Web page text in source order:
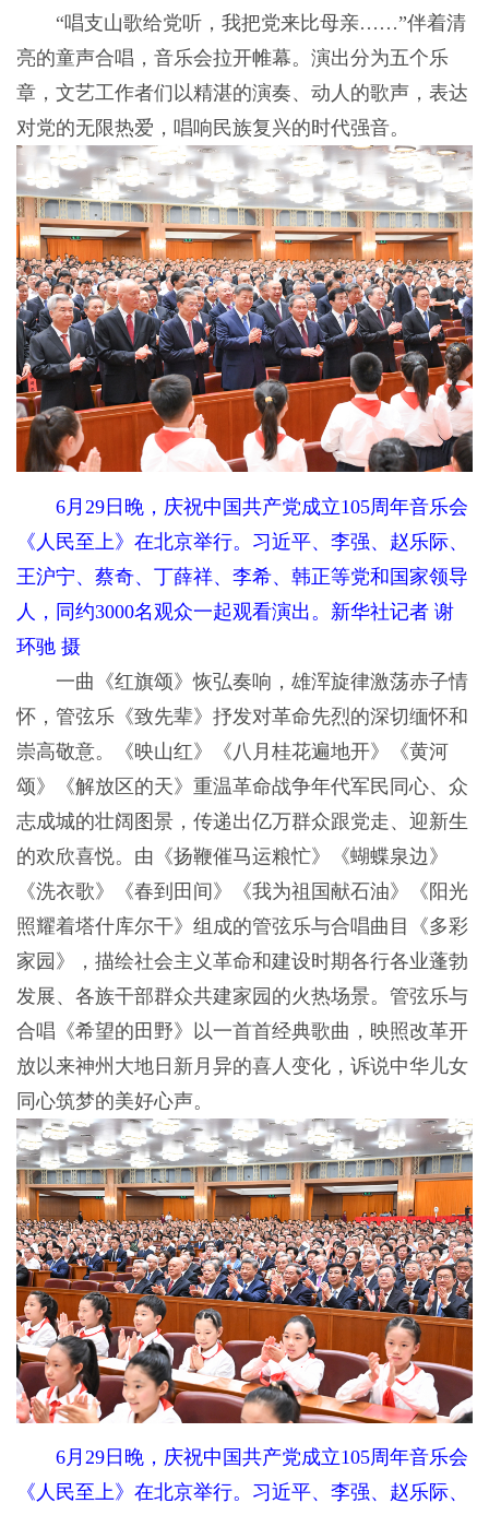
“唱支山歌给党听，我把党来比母亲……”伴着清
亮的童声合唱，音乐会拉开帷幕。演出分为五个乐
章，文艺工作者们以精湛的演奏、动人的歌声，表达
对党的无限热爱，唱响民族复兴的时代强音。
6月29日晚，庆祝中国共产党成立105周年音乐会
《人民至上》在北京举行。习近平、李强、赵乐际、
王沪宁、蔡奇、丁薛祥、李希、韩正等党和国家领导
人，同约3000名观众一起观看演出。新华社记者 谢
环驰 摄
一曲《红旗颂》恢弘奏响，雄浑旋律激荡赤子情
怀，管弦乐《致先辈》抒发对革命先烈的深切缅怀和
崇高敬意。《映山红》《八月桂花遍地开》《黄河
颂》《解放区的天》重温革命战争年代军民同心、众
志成城的壮阔图景，传递出亿万群众跟党走、迎新生
的欢欣喜悦。由《扬鞭催马运粮忙》《蝴蝶泉边》
《洗衣歌》《春到田间》《我为祖国献石油》《阳光
照耀着塔什库尔干》组成的管弦乐与合唱曲目《多彩
家园》，描绘社会主义革命和建设时期各行各业蓬勃
发展、各族干部群众共建家园的火热场景。管弦乐与
合唱《希望的田野》以一首首经典歌曲，映照改革开
放以来神州大地日新月异的喜人变化，诉说中华儿女
同心筑梦的美好心声。
6月29日晚，庆祝中国共产党成立105周年音乐会
《人民至上》在北京举行。习近平、李强、赵乐际、